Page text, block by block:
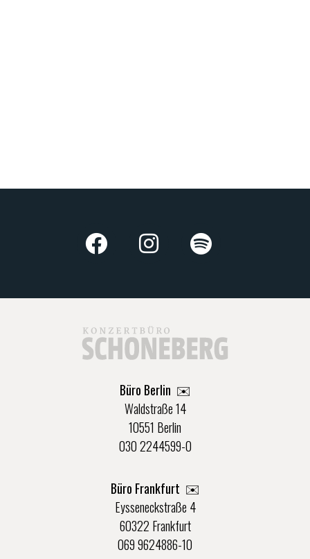
Büro Berlin ✉️
Waldstraße 14
10551 Berlin
030 2244599-0
Büro Frankfurt ✉️
Eysseneckstraße 4
60322 Frankfurt
069 9624886-10